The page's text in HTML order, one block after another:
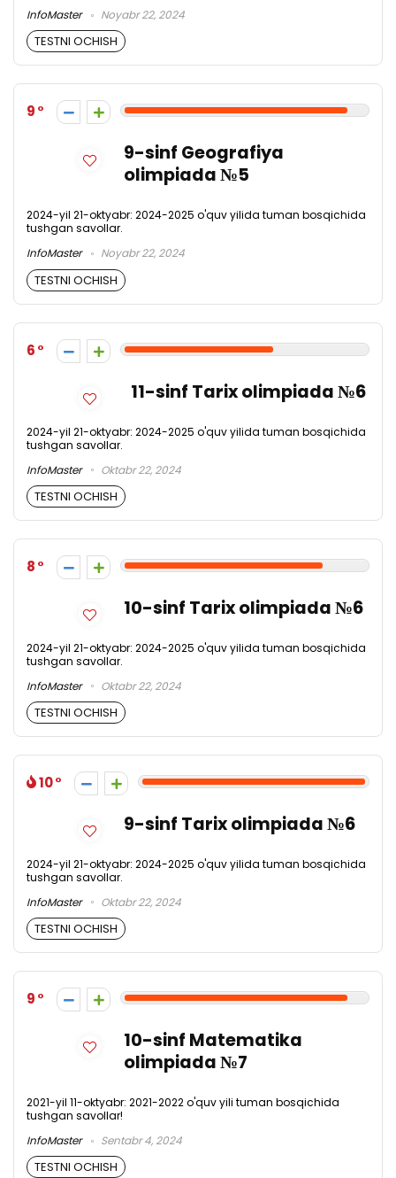
InfoMaster Noyabr 22, 2024
TESTNI OCHISH
9
9-sinf Geografiya
olimpiada №5
2024-yil 21-oktyabr: 2024-2025 o'quv yilida tuman bosqichida
tushgan savollar.
InfoMaster
Noyabr 22, 2024
TESTNI OCHISH
6
11-sinf Tarix olimpiada №6
2024-yil 21-oktyabr: 2024-2025 o'quv yilida tuman bosqichida
tushgan savollar.
InfoMaster
Oktabr 22, 2024
TESTNI OCHISH
8
10-sinf Tarix olimpiada №6
2024-yil 21-oktyabr: 2024-2025 o'quv yilida tuman bosqichida
tushgan savollar.
InfoMaster
Oktabr 22, 2024
TESTNI OCHISH
10
9-sinf Tarix olimpiada №6
2024-yil 21-oktyabr: 2024-2025 o'quv yilida tuman bosqichida
tushgan savollar.
InfoMaster
Oktabr 22, 2024
TESTNI OCHISH
9
10-sinf Matematika
olimpiada №7
2021-yil 11-oktyabr: 2021-2022 o'quv yili tuman bosqichida
tushgan savollar!
InfoMaster
Sentabr 4, 2024
TESTNI OCHISH